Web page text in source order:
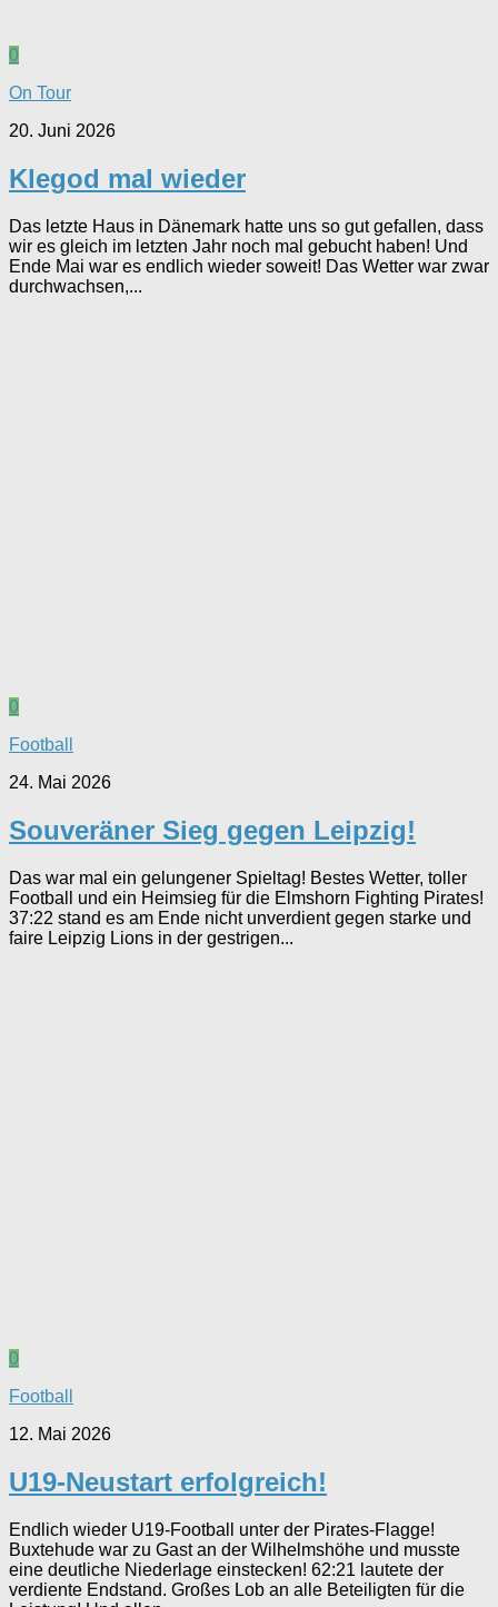
0
On Tour
20. Juni 2026
Klegod mal wieder
Das letzte Haus in Dänemark hatte uns so gut gefallen, dass
wir es gleich im letzten Jahr noch mal gebucht haben! Und
Ende Mai war es endlich wieder soweit! Das Wetter war zwar
durchwachsen,...
0
Football
24. Mai 2026
Souveräner Sieg gegen Leipzig!
Das war mal ein gelungener Spieltag! Bestes Wetter, toller
Football und ein Heimsieg für die Elmshorn Fighting Pirates!
37:22 stand es am Ende nicht unverdient gegen starke und
faire Leipzig Lions in der gestrigen...
0
Football
12. Mai 2026
U19-Neustart erfolgreich!
Endlich wieder U19-Football unter der Pirates-Flagge!
Buxtehude war zu Gast an der Wilhelmshöhe und musste
eine deutliche Niederlage einstecken! 62:21 lautete der
verdiente Endstand. Großes Lob an alle Beteiligten für die